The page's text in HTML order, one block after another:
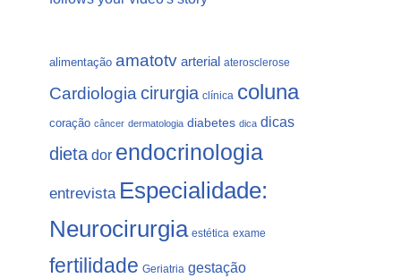
alimentação amatotv arterial aterosclerose
Cardiologia cirurgia clínica coluna
coração câncer dermatologia diabetes dica dicas
dieta dor endocrinologia
entrevista Especialidade:
Neurocirurgia estética exame
fertilidade Geriatria gestação